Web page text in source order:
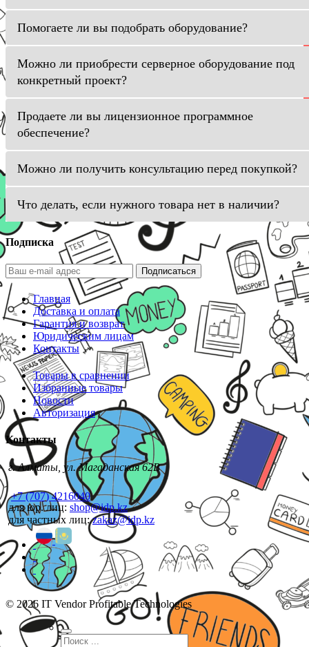
Помогаете ли вы подобрать оборудование?
Можно ли приобрести серверное оборудование под
конкретный проект?
Продаете ли вы лицензионное программное
обеспечение?
Можно ли получить консультацию перед покупкой?
Что делать, если нужного товара нет в наличии?
Подписка
Подписаться
Главная
Доставка и оплата
Гарантия и возврат
Юридическим лицам
Контакты
Товары в сравнении
Избранные товары
Новости
Авторизация
Контакты
г. Алматы, ул. Магаданская 62В
+7 (707) 4216040
для юр. лиц: shop@idp.kz
для частных лиц:zakaz@idp.kz
© 2026 IT Vendor Profitable Technologies